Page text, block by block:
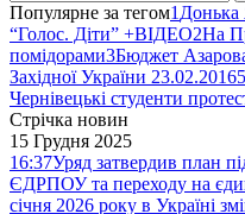
Популярне за тегом1 Донька
“Голос. Діти” +ВІДЕО2На
помідорами3Бюджет
Західної України 23.02.20165
Чернівецькі студенти
Стрічка новин
15 Грудня 2025
16:37Уряд затвердив план
ЄДРПОУ та переходу на
січня 2026 року в Україні